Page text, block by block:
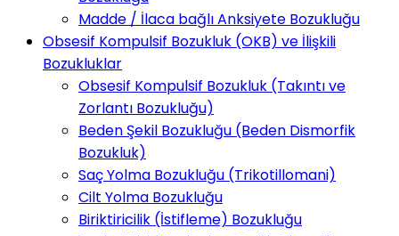
Madde / İlaca bağlı Anksiyete Bozukluğu
Obsesif Kompulsif Bozukluk (OKB) ve İlişkili
Bozukluklar
Obsesif Kompulsif Bozukluk (Takıntı ve
Zorlantı Bozukluğu)
Beden Şekil Bozukluğu (Beden Dismorfik
Bozukluk)
Saç Yolma Bozukluğu (Trikotillomani)
Cilt Yolma Bozukluğu
Biriktiricilik (İstifleme) Bozukluğu